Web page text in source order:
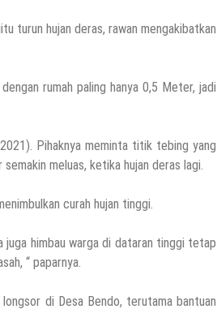
turun hujan deras, rawan mengakibatkan
rumah paling hanya 0,5 Meter, jadi
Pihaknya meminta titik tebing yang
meluas, ketika hujan deras lagi.
curah hujan tinggi.
juga himbau warga di dataran tinggi tetap
“ paparnya.
di Desa Bendo, terutama bantuan